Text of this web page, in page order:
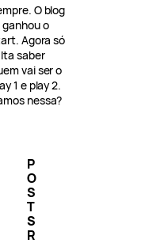
O blog
ganhou o
Agora só
saber
vai ser o
1 e play 2.
nessa?
P
O
S
T
S
R